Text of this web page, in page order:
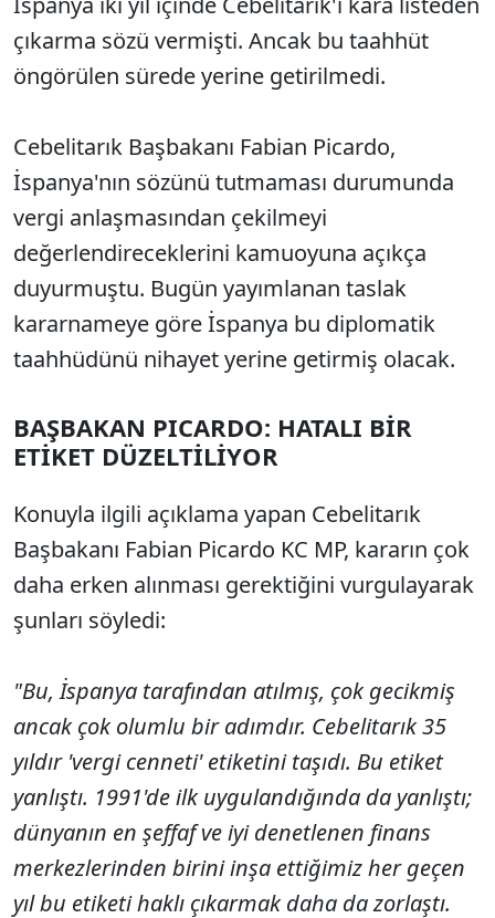
çıkarma sözü vermişti. Ancak bu taahhüt
öngörülen sürede yerine getirilmedi.
Cebelitarık Başbakanı Fabian Picardo,
İspanya'nın sözünü tutmaması durumunda
vergi anlaşmasından çekilmeyi
değerlendireceklerini kamuoyuna açıkça
duyurmuştu. Bugün yayımlanan taslak
kararnameye göre İspanya bu diplomatik
taahhüdünü nihayet yerine getirmiş olacak.
BAŞBAKAN PICARDO: HATALI BİR
ETİKET DÜZELTİLİYOR
Konuyla ilgili açıklama yapan Cebelitarık
Başbakanı Fabian Picardo KC MP, kararın çok
daha erken alınması gerektiğini vurgulayarak
şunları söyledi:
"Bu, İspanya tarafından atılmış, çok gecikmiş
ancak çok olumlu bir adımdır. Cebelitarık 35
yıldır 'vergi cenneti' etiketini taşıdı. Bu etiket
yanlıştı. 1991'de ilk uygulandığında da yanlıştı;
dünyanın en şeffaf ve iyi denetlenen finans
merkezlerinden birini inşa ettiğimiz her geçen
yıl bu etiketi haklı çıkarmak daha da zorlaştı.